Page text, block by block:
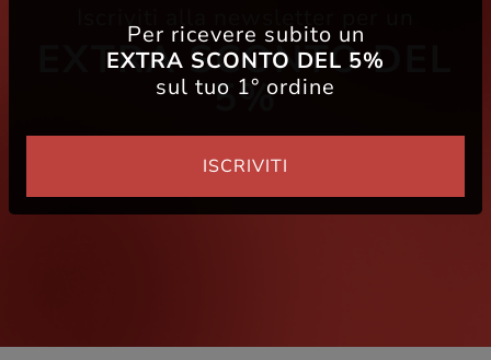
Iscriviti alla newsletter per un
EXTRA SCONTO DEL
5%
Iscriviti
Per ricevere subito un
EXTRA SCONTO DEL 5%
sul tuo 1° ordine
ISCRIVITI